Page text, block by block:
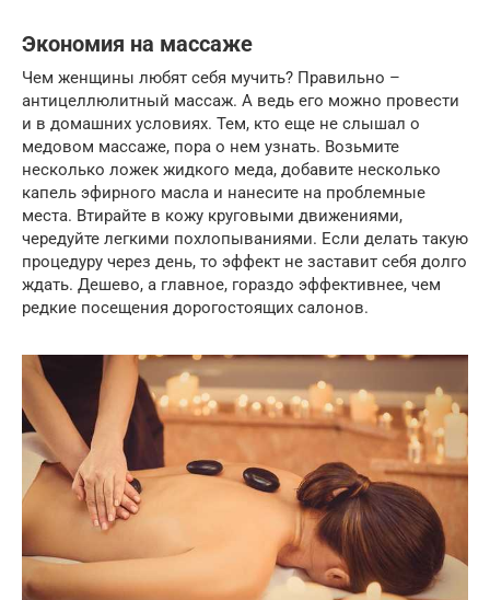
Экономия на массаже
Чем женщины любят себя мучить? Правильно –
антицеллюлитный массаж. А ведь его можно провести
и в домашних условиях. Тем, кто еще не слышал о
медовом массаже, пора о нем узнать. Возьмите
несколько ложек жидкого меда, добавите несколько
капель эфирного масла и нанесите на проблемные
места. Втирайте в кожу круговыми движениями,
чередуйте легкими похлопываниями. Если делать такую
процедуру через день, то эффект не заставит себя долго
ждать. Дешево, а главное, гораздо эффективнее, чем
редкие посещения дорогостоящих салонов.